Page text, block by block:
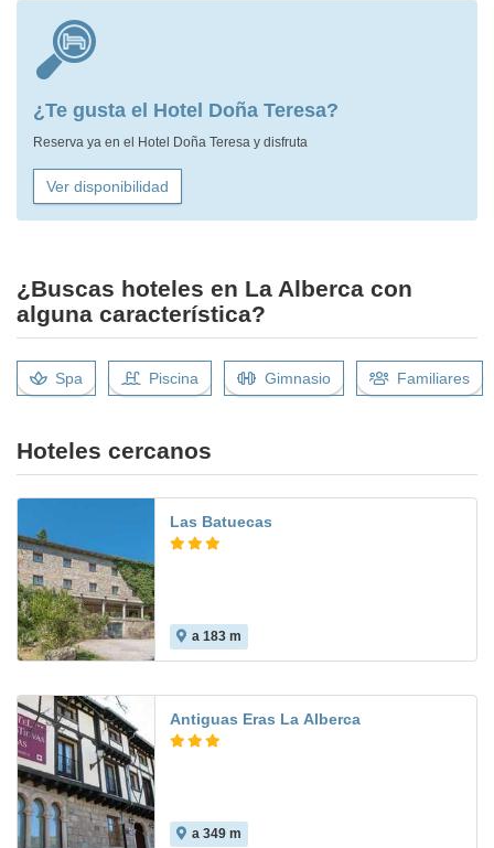
¿Te gusta el Hotel Doña Teresa?
Reserva ya en el Hotel Doña Teresa y disfruta
Ver disponibilidad
¿Buscas hoteles en La Alberca con
alguna característica?
Spa Piscina Gimnasio Familiares
Hoteles cercanos
Las Batuecas
a 183 m
Antiguas Eras La Alberca
a 349 m